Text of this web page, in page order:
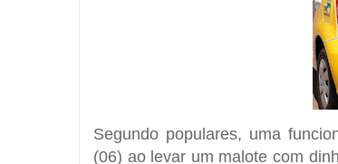
Segundo populares, uma
(06) ao levar um malote com